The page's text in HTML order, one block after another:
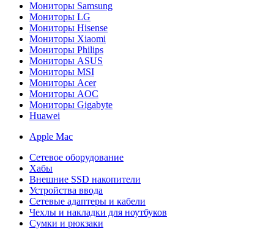
Мониторы Samsung
Мониторы LG
Мониторы Hisense
Мониторы Xiaomi
Мониторы Philips
Мониторы ASUS
Мониторы MSI
Мониторы Acer
Мониторы AOC
Мониторы Gigabyte
Huawei
Apple Mac
Сетевое оборудование
Хабы
Внешние SSD накопители
Устройства ввода
Сетевые адаптеры и кабели
Чехлы и накладки для ноутбуков
Сумки и рюкзаки